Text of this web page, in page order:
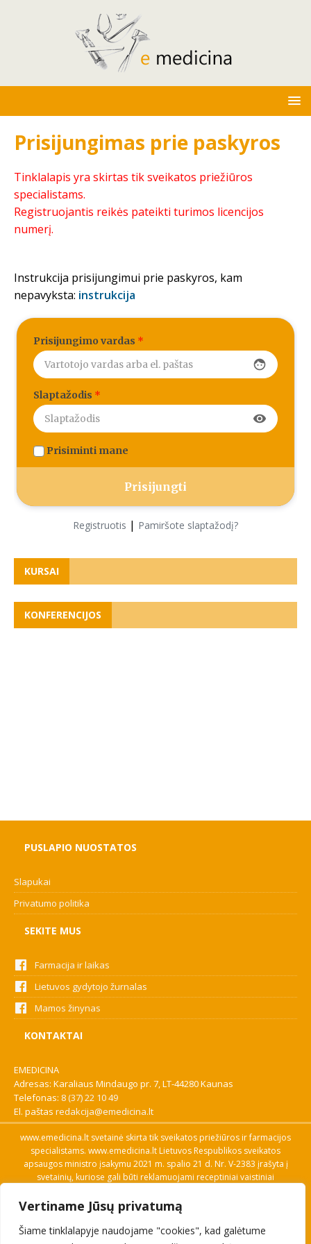
Vertiname Jūsų privatumą
Šiame tinklalapyje naudojame "cookies", kad galėtume
Prisijungimas prie paskyros
Tinklalapis yra skirtas tik sveikatos priežiūros
specialistams.
Registruojantis reikės pateikti turimos licencijos
numerį.
Instrukcija prisijungimui prie paskyros, kam
nepavyksta: instrukcija
Prisijungimo vardas *
face
Slaptažodis *
visibility
Prisiminti mane
Registruotis | Pamiršote slaptažodį?
KURSAI
KONFERENCIJOS
PUSLAPIO NUOSTATOS
Slapukai
Privatumo politika
SEKITE MUS
Farmacija ir laikas
Lietuvos gydytojo žurnalas
Mamos žinynas
KONTAKTAI
EMEDICINA
Adresas: Karaliaus Mindaugo pr. 7, LT-44280 Kaunas
Telefonas: 8 (37) 22 10 49
El. paštas redakcija@emedicina.lt
www.emedicina.lt svetainė skirta tik sveikatos priežiūros ir farmacijos
specialistams. www.emedicina.lt Lietuvos Respublikos sveikatos
apsaugos ministro įsakymu 2021 m. spalio 21 d. Nr. V-2383 įrašyta į
svetainių, kuriose gali būti reklamuojami receptiniai vaistiniai
savo profesinę kvalifikaciją. Naudingos nuorodos: Vaistų ir medicinos
pagalbos priemonių kainų paieška, VVKT tinklalapis, Sveikatos
priežiūros ar farmacijos specialisto pranešimo apie įtariamą